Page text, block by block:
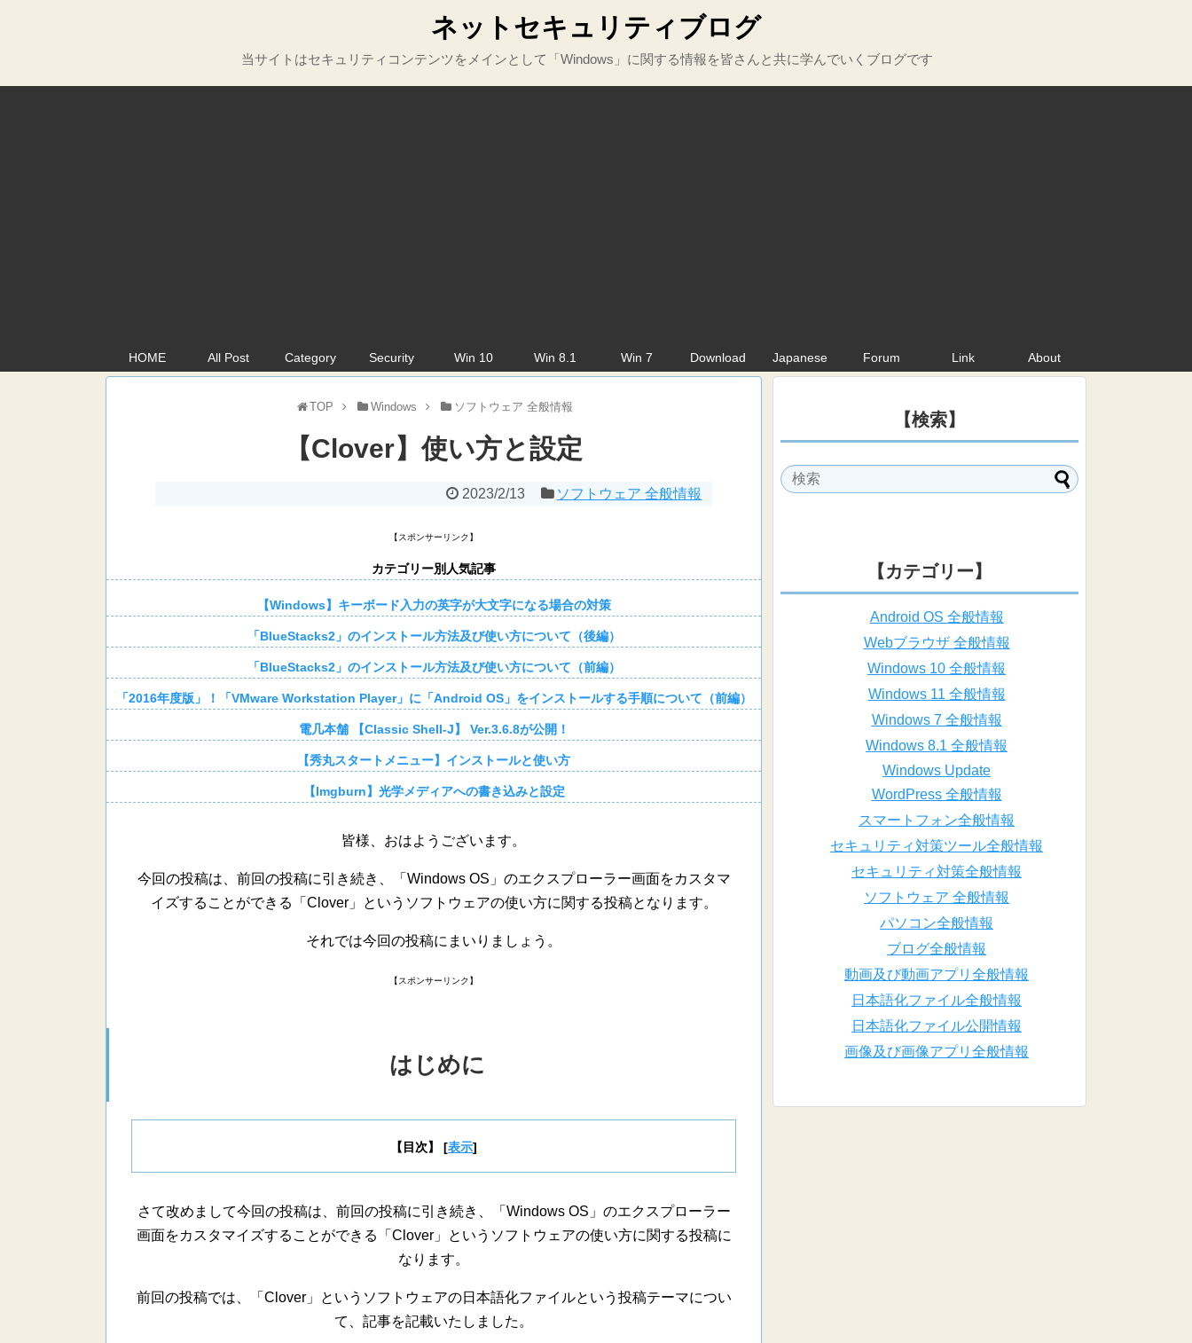
ネットセキュリティブログ
当サイトはセキュリティコンテンツをメインとして「Windows」に関する情報を皆さんと共に学んでいくブログです
HOME All Post Category Security Win 10 Win 8.1 Win 7 Download Japanese Forum Link About
TOP Windows ソフトウェア 全般情報
【Clover】使い方と設定
2023/2/13 ソフトウェア 全般情報
【スポンサーリンク】
カテゴリー別人気記事
【Windows】キーボード入力の英字が大文字になる場合の対策
「BlueStacks2」のインストール方法及び使い方について（後編）
「BlueStacks2」のインストール方法及び使い方について（前編）
「2016年度版」！「VMware Workstation Player」に「Android OS」をインストールする手順について（前編）
電几本舗 【Classic Shell-J】 Ver.3.6.8が公開！
【秀丸スタートメニュー】インストールと使い方
【Imgburn】光学メディアへの書き込みと設定
皆様、おはようございます。
今回の投稿は、前回の投稿に引き続き、「Windows OS」のエクスプローラー画面をカスタマ
イズすることができる「Clover」というソフトウェアの使い方に関する投稿となります。
それでは今回の投稿にまいりましょう。
【スポンサーリンク】
はじめに
【目次】 [表示]
さて改めまして今回の投稿は、前回の投稿に引き続き、「Windows OS」のエクスプローラー
画面をカスタマイズすることができる「Clover」というソフトウェアの使い方に関する投稿に
なります。
前回の投稿では、「Clover」というソフトウェアの日本語化ファイルという投稿テーマについ
て、記事を記載いたしました。
【検索】
【カテゴリー】
Android OS 全般情報
Webブラウザ 全般情報
Windows 10 全般情報
Windows 11 全般情報
Windows 7 全般情報
Windows 8.1 全般情報
Windows Update
WordPress 全般情報
スマートフォン全般情報
セキュリティ対策ツール全般情報
セキュリティ対策全般情報
ソフトウェア 全般情報
パソコン全般情報
ブログ全般情報
動画及び動画アプリ全般情報
日本語化ファイル全般情報
日本語化ファイル公開情報
画像及び画像アプリ全般情報